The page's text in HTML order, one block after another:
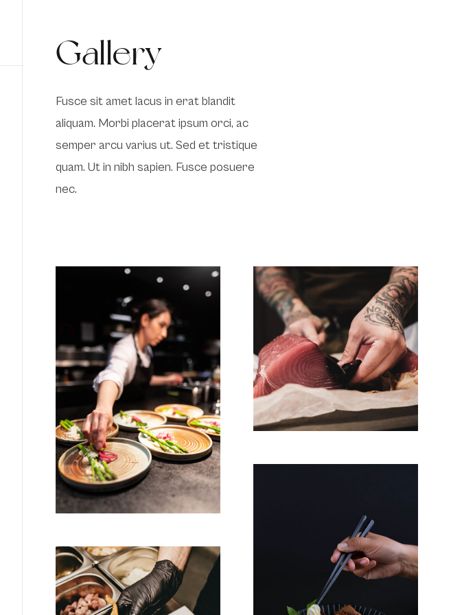
aside-menu-toggler
Gallery
Fusce sit amet lacus in erat blandit
aliquam. Morbi placerat ipsum orci, ac
semper arcu varius ut. Sed et tristique
quam. Ut in nibh sapien. Fusce posuere
nec.